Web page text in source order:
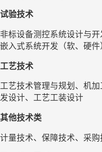
试验技术
非标设备测控系统设计与
嵌入式系统开发（软、硬
工艺技术
工艺技术管理与规划、机
发设计、工艺工装设计
其他技术类
计量技术、保障技术、采